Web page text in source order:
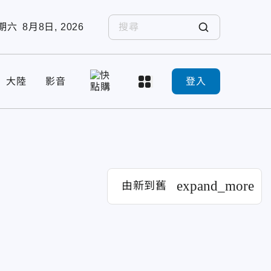
六 8月8日, 2026
大陸 影音 登入
由新到舊 expand_more